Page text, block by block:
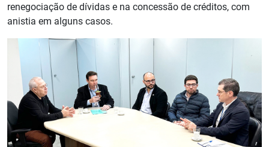
renegociação de dívidas e na concessão de créditos, com
anistia em alguns casos.